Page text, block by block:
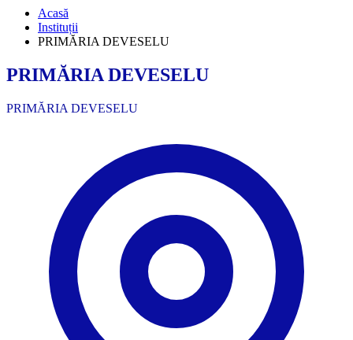
Acasă
Instituții
PRIMĂRIA DEVESELU
PRIMĂRIA DEVESELU
PRIMĂRIA DEVESELU